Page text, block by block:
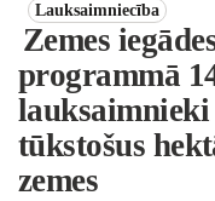
Lauksaimniecība
Zemes
programmā
lauksaimnieki
tūkstošus
zemes